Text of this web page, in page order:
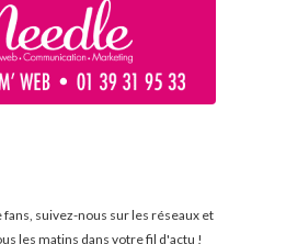
suivez-nous sur les réseaux et
les matins dans votre fil d'actu !